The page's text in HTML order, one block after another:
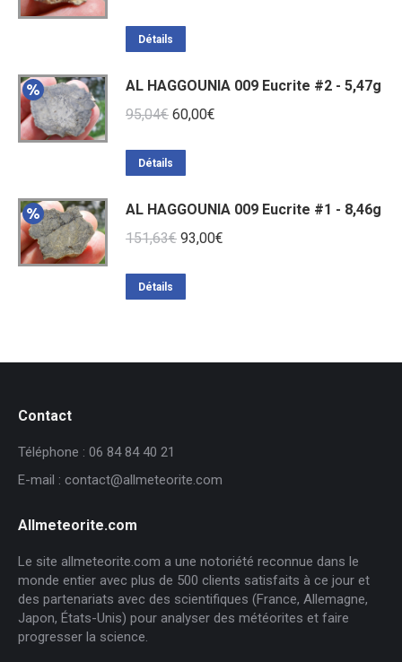
194,40€. 170,40€.
Détails
AL HAGGOUNIA 009 Eucrite #2 - 5,47g
95,04€ Le
initial
95,04€.
60,00€
60,00€.
Détails
AL HAGGOUNIA 009 Eucrite #1 - 8,46g
151,63€ Le
93,00€
Détails
Contact
Téléphone : 06 84 84 40 21
E-mail : contact@allmeteorite.com
Allmeteorite.com
Le site allmeteorite.com a une notoriété reconnue dans le
monde entier avec plus de 500 clients satisfaits à ce jour et
des partenariats avec des scientifiques (France, Allemagne,
Japon, États-Unis) pour analyser des météorites et faire
progresser la science.